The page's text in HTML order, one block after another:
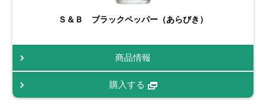
Ｓ＆Ｂ ブラックペッパー（あらびき）
商品情報
購入する